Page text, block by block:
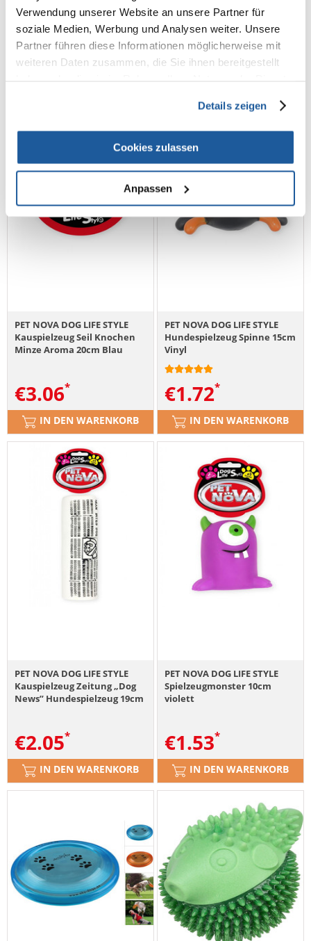
Verwendung unserer Website an unsere Partner für
soziale Medien, Werbung und Analysen weiter. Unsere
Partner führen diese Informationen möglicherweise mit
weiteren Daten zusammen, die Sie ihnen bereitgestellt
Details zeigen
Cookies zulassen
Anpassen
€1.21 €1.63
PET NOVA DOG LIFE STYLE
Kauspielzeug Seil Knochen
Minze Aroma 20cm Blau
€3.06
IN DEN WARENKORB
PET NOVA DOG LIFE STYLE
Hundespielzeug Spinne 15cm
Vinyl
€1.72
IN DEN WARENKORB
PET NOVA DOG LIFE STYLE
Kauspielzeug Zeitung „Dog
News” Hundespielzeug 19cm
€2.05
IN DEN WARENKORB
PET NOVA DOG LIFE STYLE
Spielzeugmonster 10cm
violett
€1.53
IN DEN WARENKORB